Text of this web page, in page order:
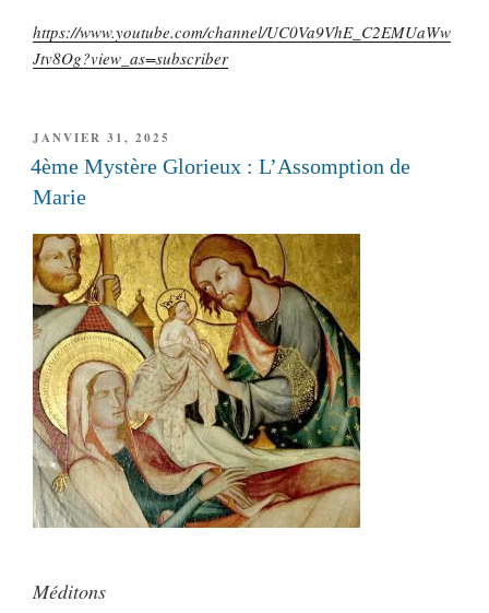
https://www.youtube.com/channel/UC0Va9VhE_C2EMUaWw
Jtv8Og?view_as=subscriber
PUBLIÉ
LE
JANVIER 31, 2025
4ème Mystère Glorieux : L’Assomption de
Marie
Méditons